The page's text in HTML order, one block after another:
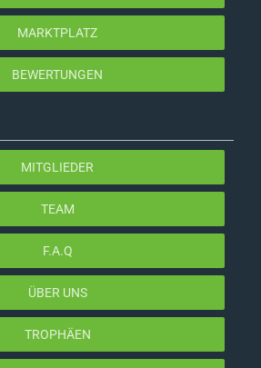
MARKTPLATZ
BEWERTUNGEN
MITGLIEDER
TEAM
F.A.Q
ÜBER UNS
TROPHÄEN